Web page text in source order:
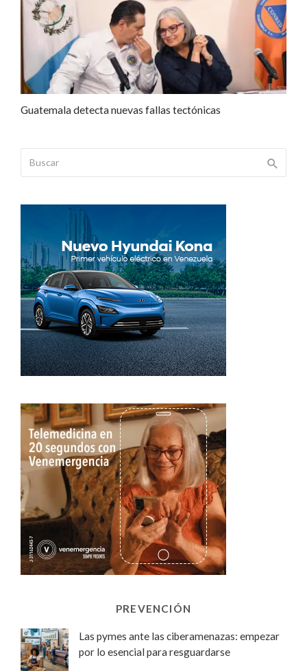
Guatemala detecta nuevas fallas tectónicas
PREVENCIÓN
Las pymes ante las ciberamenazas: empezar
por lo esencial para resguardarse